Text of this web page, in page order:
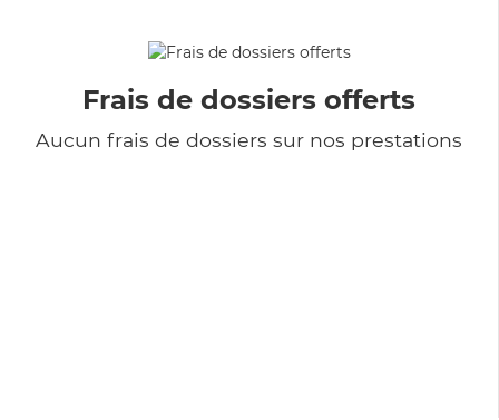
Frais de dossiers offerts
Aucun frais de dossiers sur nos prestations